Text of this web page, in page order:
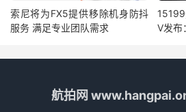
索尼将为FX5提供移除机身防抖
服务 满足专业团队需求
V发
航拍网